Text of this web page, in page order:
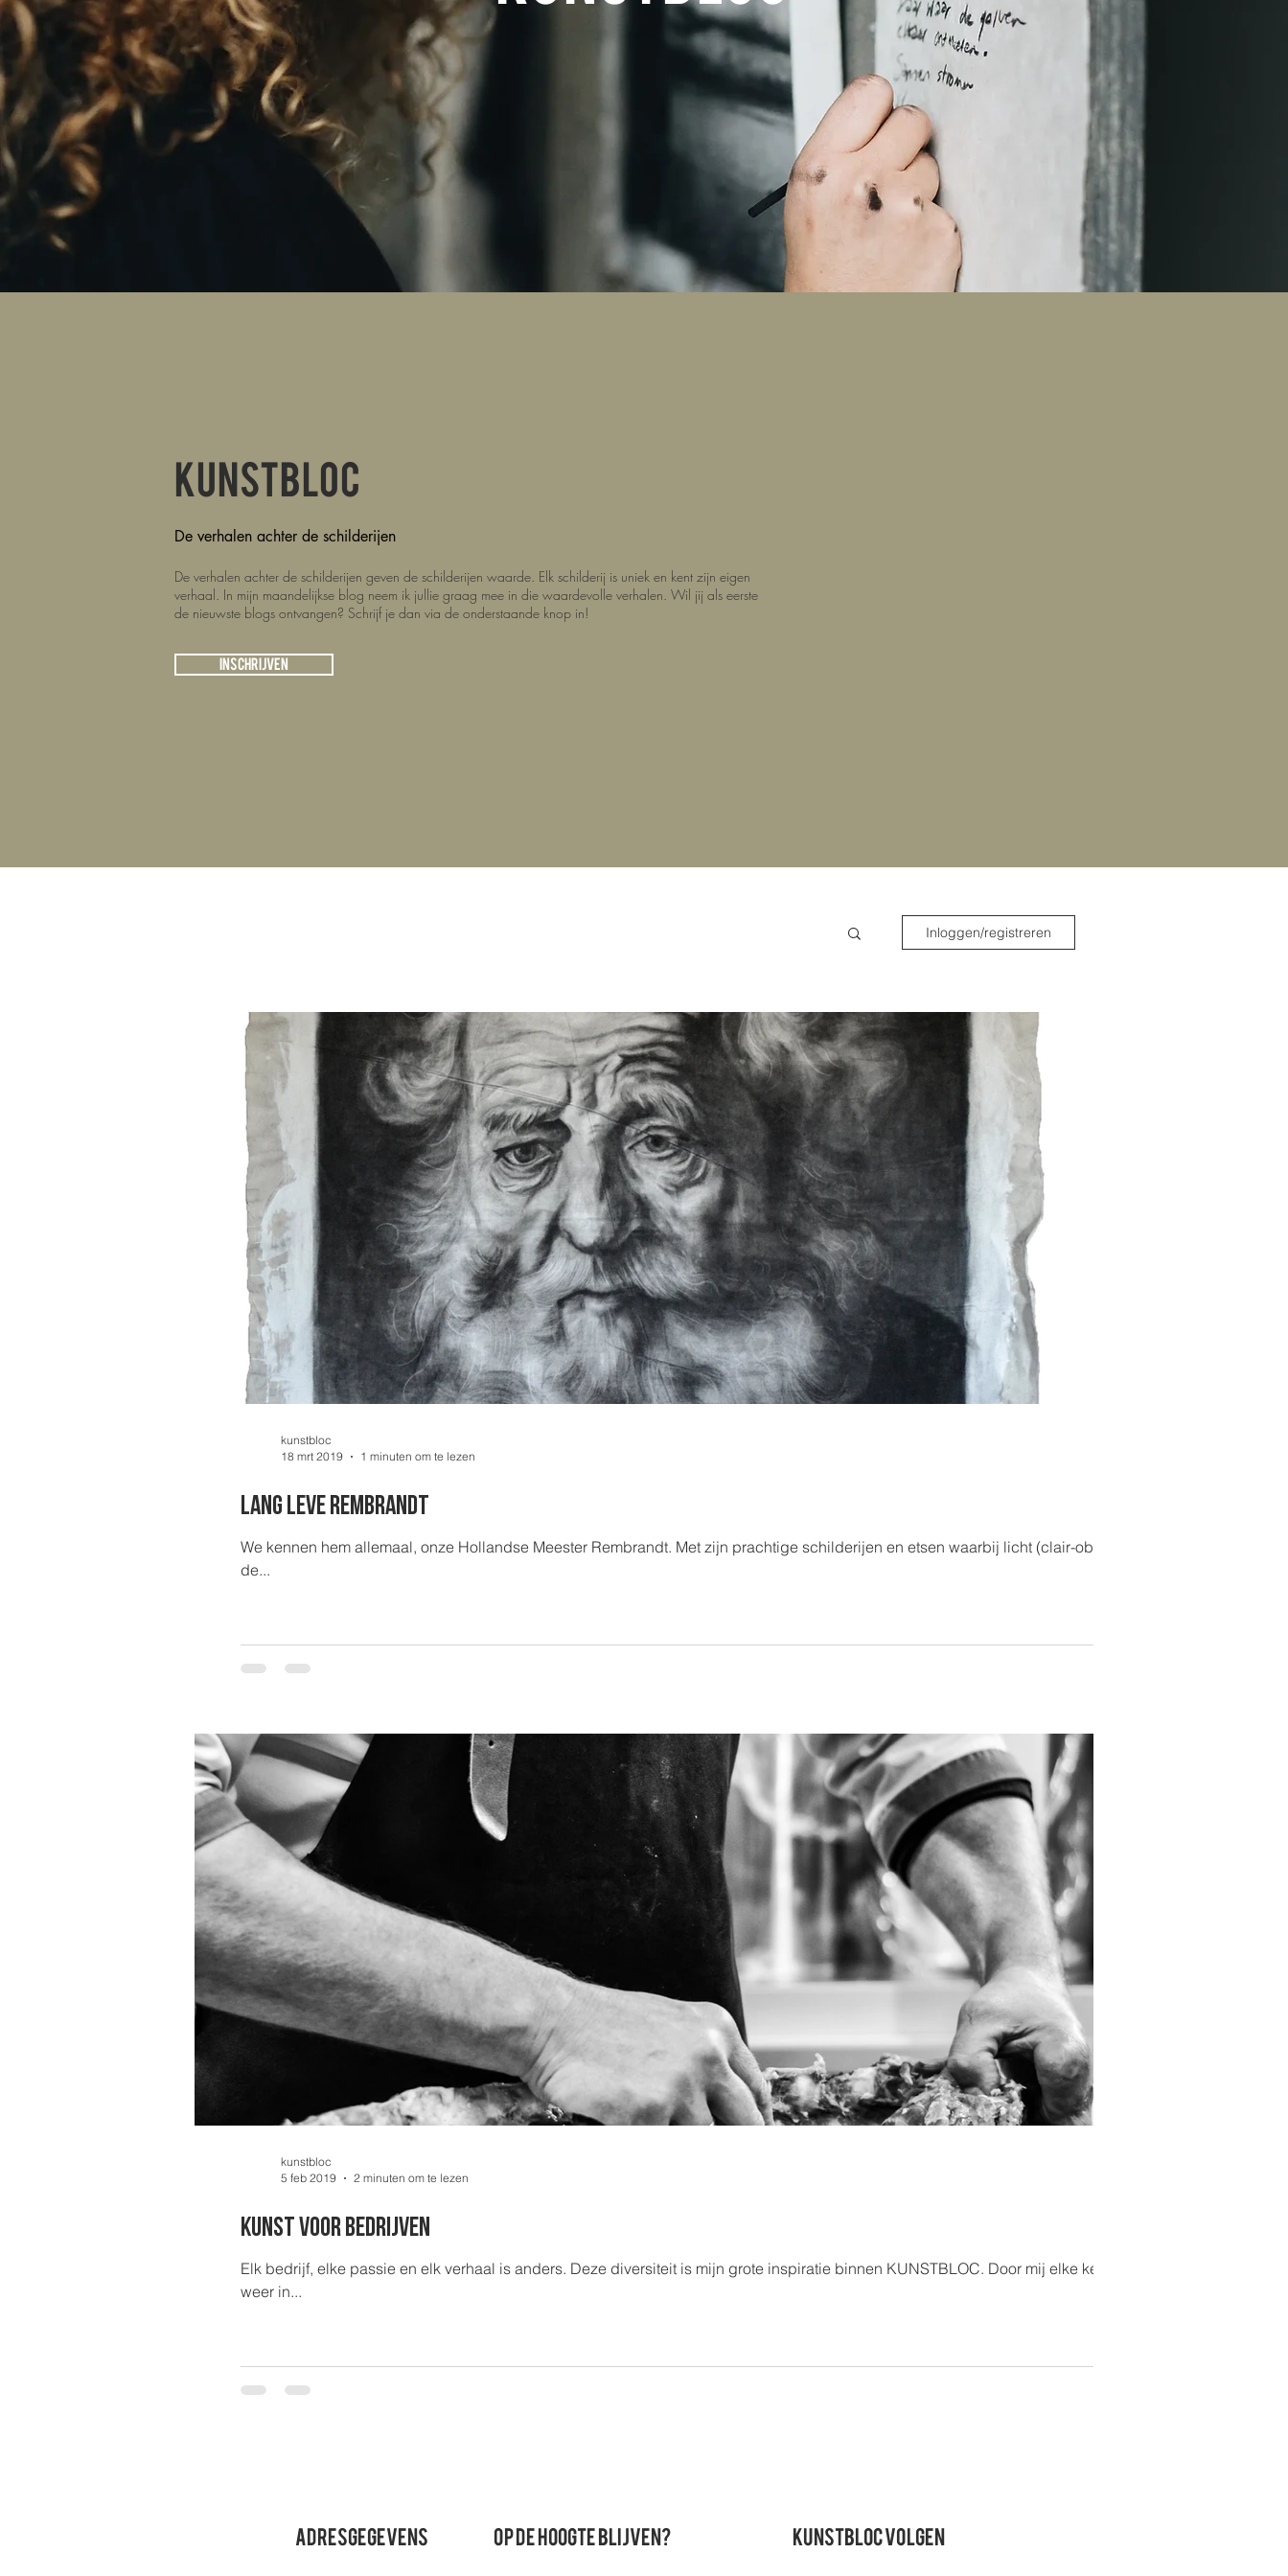
KUNSTBLOC
De verhalen achter de schilderijen
De verhalen achter de schilderijen geven de schilderijen waarde. Elk schilderij is uniek en kent zijn eigen
verhaal. In mijn maandelijkse blog neem ik jullie graag mee in die waardevolle verhalen. Wil jij als eerste
de nieuwste blogs ontvangen? Schrijf je dan via de onderstaande knop in!
Inschrijven
Inloggen/registreren
Lang leve rembrandt
We kennen hem allemaal, onze Hollandse Meester Rembrandt. Met zijn prachtige schilderijen en etsen waarbij licht (clair-obscur)
de...
kunstbloc
18 mrt 2019
1 minuten om te lezen
kunst voor bedrijven
Elk bedrijf, elke passie en elk verhaal is anders. Deze diversiteit is mijn grote inspiratie binnen KUNSTBLOC. Door mij elke keer
weer in...
kunstbloc
5 feb 2019
2 minuten om te lezen
Op de hoogte blijven?
Adresgegevens Kunstbloc volgen